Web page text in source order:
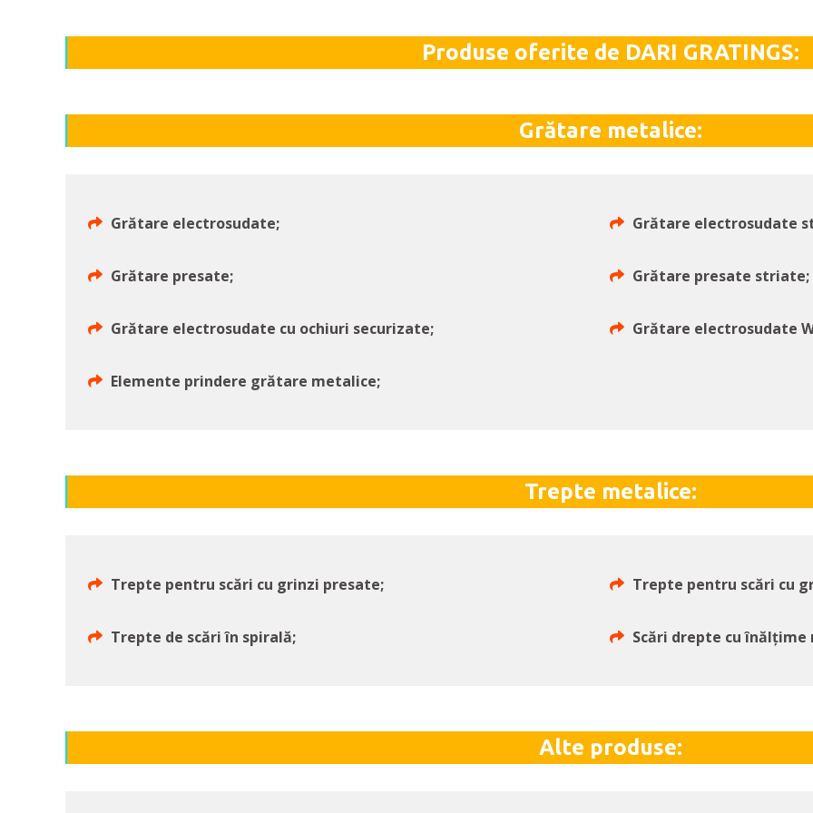
Produse oferite de DARI GRATINGS:
Grătare metalice:
Grătare electrosudate; Grătare electrosudate
Grătare presate; Grătare presate striate;
Grătare electrosudate cu ochiuri securizate; Grătare electrosudate
Elemente prindere grătare metalice;
Trepte metalice:
Trepte pentru scări cu grinzi presate; Trepte pentru scări cu
Trepte de scări în spirală; Scări drepte cu înălțime
Alte produse: